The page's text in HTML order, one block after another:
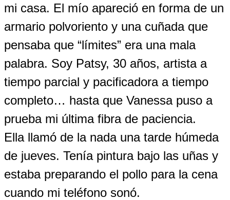
mi casa. El mío apareció en forma de un
armario polvoriento y una cuñada que
pensaba que “límites” era una mala
palabra. Soy Patsy, 30 años, artista a
tiempo parcial y pacificadora a tiempo
completo… hasta que Vanessa puso a
prueba mi última fibra de paciencia.
Ella llamó de la nada una tarde húmeda
de jueves. Tenía pintura bajo las uñas y
estaba preparando el pollo para la cena
cuando mi teléfono sonó.